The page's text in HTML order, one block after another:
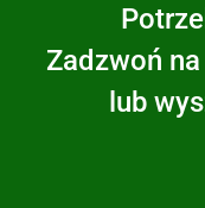
Zadzwoń
lub